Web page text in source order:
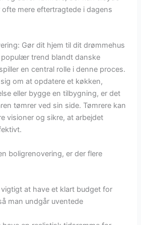
mere eftertragtede i dagens
Gør dit hjem til dit drømmehus
populær trend blandt danske
en central rolle i denne proces.
om at opdatere et køkken,
eller bygge en tilbygning, er det
tømrer ved sin side. Tømrere kan
visioner og sikre, at arbejdet
boligrenovering, er der flere
vigtigt at have et klart budget for
man undgår uventede